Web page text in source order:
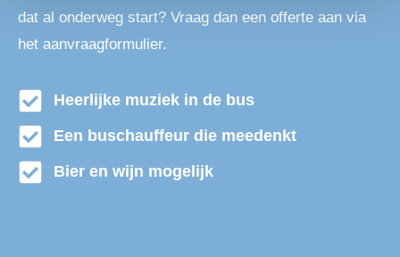
dat al onderweg start? Vraag dan een offerte aan via
het aanvraagformulier.
Heerlijke muziek in de bus
Een buschauffeur die meedenkt
Bier en wijn mogelijk